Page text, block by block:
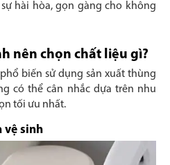
hài hòa, gọn gàng cho không
nên chọn chất liệu gì?
biến sử dụng sản xuất thùng
có thể cân nhắc dựa trên nhu
tối ưu nhất.
vệ sinh